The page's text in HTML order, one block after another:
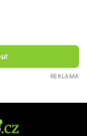
REKLAMA